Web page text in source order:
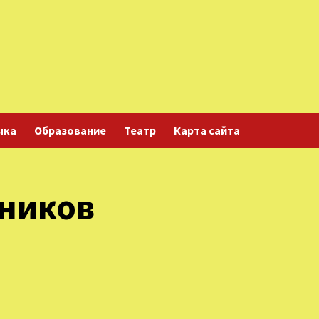
Образование Театр Карта сайта